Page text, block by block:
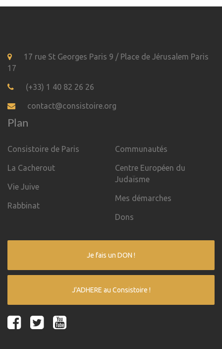
17 rue St Georges Paris 9 / Place de Jérusalem Paris
17
(+33) 1 40 82 26 26
contact@consistoire.org
Plan
Consistoire de Paris
La Cacherout
Vie Juive
Rabbinat
Communautés
Centre Européen du
Judaïsme
Mes démarches
Dons
Je fais un DON !
J'ADHERE au Consistoire !